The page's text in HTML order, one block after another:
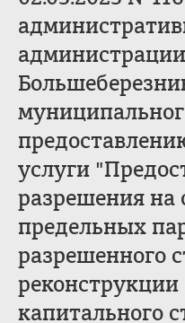
администрации
услуги
разрешения на
предельных
разрешенного
реконструкции
капитального